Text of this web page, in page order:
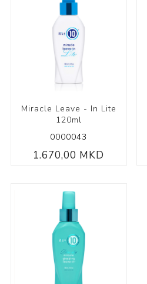
Miracle Leave - In Lite
120ml
0000043
1.670,00 MKD